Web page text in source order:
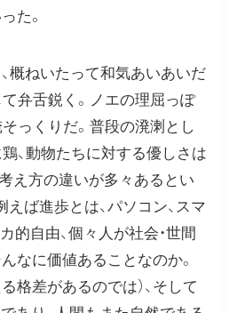
た。
概ねいたって和気あいあいだ
て弁舌鋭く。ノエの理屈っぽ
そっくりだ。普段の溌溂とし
鶏、動物たちに対する優しさは
え方の違いが多々あるとい
えば進歩とは、パソコン、スマ
カ的自由、個々人が社会・世間
なに価値あることなのか。
格差があるのでは）、そして